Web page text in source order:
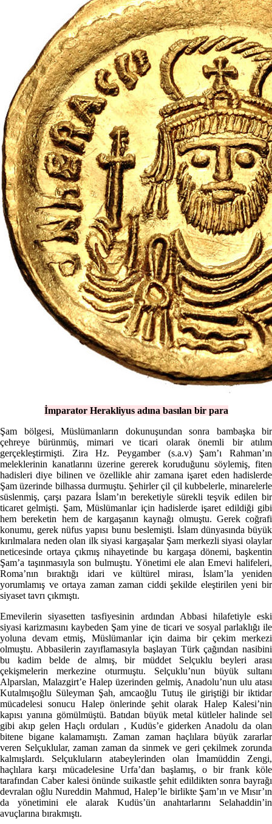
İmparator Herakliyus adına basılan bir para
Şam bölgesi, Müslümanların dokunuşundan sonra bambaşka bir
çehreye bürünmüş, mimari ve ticari olarak önemli bir atılım
gerçekleştirmişti. Zira Hz. Peygamber (s.a.v) Şam’ı Rahman’ın
meleklerinin kanatlarını üzerine gererek koruduğunu söylemiş, fiten
hadisleri diye bilinen ve özellikle ahir zamana işaret eden hadislerde
Şam üzerinde bilhassa durmuştu. Şehirler çil çil kubbelerle, minarelerle
süslenmiş, çarşı pazara İslam’ın bereketiyle sürekli teşvik edilen bir
ticaret gelmişti. Şam, Müslümanlar için hadislerde işaret edildiği gibi
hem bereketin hem de kargaşanın kaynağı olmuştu. Gerek coğrafi
konumu, gerek nüfus yapısı bunu beslemişti. İslam dünyasında büyük
kırılmalara neden olan ilk siyasi kargaşalar Şam merkezli siyasi olaylar
neticesinde ortaya çıkmış nihayetinde bu kargaşa dönemi, başkentin
Şam’a taşınmasıyla son bulmuştu. Yönetimi ele alan Emevi halifeleri,
Roma’nın bıraktığı idari ve kültürel mirası, İslam’la yeniden
yorumlamış ve ortaya zaman zaman ciddi şekilde eleştirilen yeni bir
siyaset tavrı çıkmıştı.
Emevilerin siyasetten tasfiyesinin ardından Abbasi hilafetiyle eski
siyasi karizmasını kaybeden Şam yine de ticari ve sosyal parlaklığı ile
yoluna devam etmiş, Müslümanlar için daima bir çekim merkezi
olmuştu. Abbasilerin zayıflamasıyla başlayan Türk çağından nasibini
bu kadim belde de almış, bir müddet Selçuklu beyleri arası
çekişmelerin merkezine oturmuştu. Selçuklu’nun büyük sultanı
Alparslan, Malazgirt’e Halep üzerinden gelmiş, Anadolu’nun ulu atası
Kutalmışoğlu Süleyman Şah, amcaoğlu Tutuş ile giriştiği bir iktidar
mücadelesi sonucu Halep önlerinde şehit olarak Halep Kalesi’nin
kapısı yanına gömülmüştü. Batıdan büyük metal kütleler halinde sel
gibi akıp gelen Haçlı orduları , Kudüs’e giderken Anadolu da olan
bitene bigane kalamamıştı. Zaman zaman haçlılara büyük zararlar
veren Selçuklular, zaman zaman da sinmek ve geri çekilmek zorunda
kalmışlardı. Selçukluların atabeylerinden olan İmamüddin Zengi,
haçlılara karşı mücadelesine Urfa’dan başlamış, o bir frank köle
tarafından Caber kalesi önünde suikastle şehit edildikten sonra bayrağı
devralan oğlu Nureddin Mahmud, Halep’le birlikte Şam’ın ve Mısır’ın
da yönetimini ele alarak Kudüs’ün anahtarlarını Selahaddin’in
avuçlarına bırakmıştı.